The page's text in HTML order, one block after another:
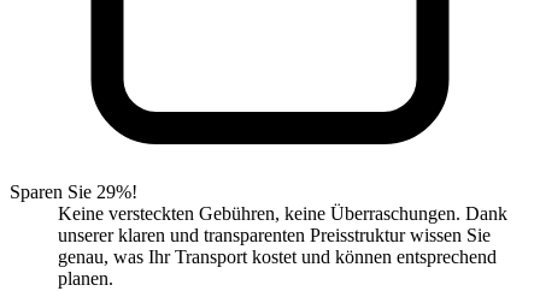
Sparen Sie 29%!
Keine versteckten Gebühren, keine Überraschungen. Dank
unserer klaren und transparenten Preisstruktur wissen Sie
genau, was Ihr Transport kostet und können entsprechend
planen.